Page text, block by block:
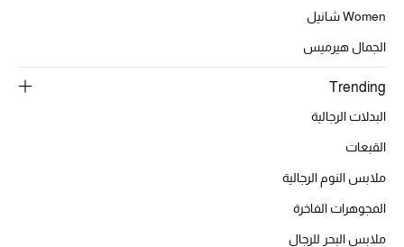
دليل مستلزمات الجمال
أبرز الماركات
عطور الربيع
Women شانيل
الجمال هيرميس
Trending
البدلات الرجالية
القبعات
ملابس النوم الرجالية
المجوهرات الفاخرة
ملابس البحر للرجال